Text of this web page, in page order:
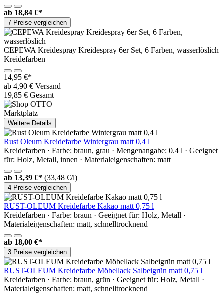
ab 18,84 €*
7 Preise vergleichen
CEPEWA Kreidespray Kreidespray 6er Set, 6 Farben, wasserlöslich
Kreidefarben
14,95 €*
ab 4,90 € Versand
19,85 € Gesamt
Marktplatz
Weitere Details
Rust Oleum Kreidefarbe Wintergrau matt 0,4 l
Kreidefarben · Farbe: braun, grau · Mengenangabe: 0.4 l · Geeignet
für: Holz, Metall, innen · Materialeigenschaften: matt
ab 13,39 €* (33,48 €/l)
4 Preise vergleichen
RUST-OLEUM Kreidefarbe Kakao matt 0,75 l
Kreidefarben · Farbe: braun · Geeignet für: Holz, Metall ·
Materialeigenschaften: matt, schnelltrocknend
ab 18,00 €*
3 Preise vergleichen
RUST-OLEUM Kreidefarbe Möbellack Salbeigrün matt 0,75 l
Kreidefarben · Farbe: braun, grün · Geeignet für: Holz, Metall ·
Materialeigenschaften: matt, schnelltrocknend